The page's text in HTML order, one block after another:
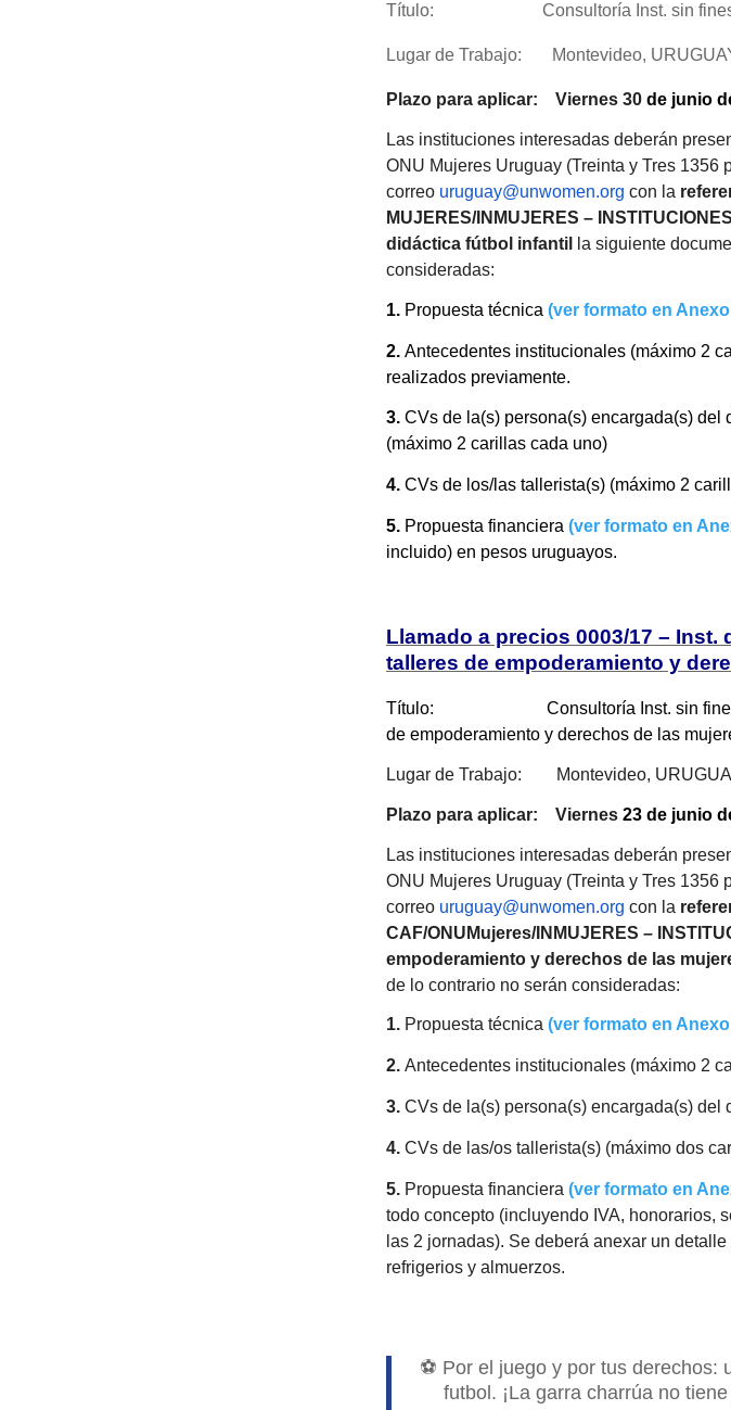
Título: Consultoría Inst. sin fines
Lugar de Trabajo: Montevideo,
Plazo para aplicar: Viernes 30 de junio
Las instituciones interesadas deberán
ONU Mujeres Uruguay (Treinta y Tres 1356
correo uruguay@unwomen.org con la
MUJERES/INMUJERES –
didáctica fútbol infantil
la siguiente
consideradas:
1. Propuesta técnica (ver formato en
2. Antecedentes institucionales (máximo 2
realizados previamente.
3. CVs de la(s) persona(s) encargada(s)
(máximo 2 carillas cada uno)
4. CVs de los/las tallerista(s) (máximo 2
5. Propuesta financiera (ver formato en
incluido) en pesos uruguayos.
Llamado a precios 0003/17 –
talleres de empoderamiento y
Título: Consultoría Inst. sin fines de
de empoderamiento y derechos de las
Lugar de Trabajo: Montevideo,
Plazo para aplicar: Viernes 23 de junio
Las instituciones interesadas deberán
ONU Mujeres Uruguay (Treinta y Tres 1356
correo uruguay@unwomen.org con la
CAF/ONUMujeres/INMUJERES –
empoderamiento y derechos de las
de lo contrario no serán consideradas:
1. Propuesta técnica (ver formato en
2. Antecedentes institucionales (máximo 2
3. CVs de la(s) persona(s) encargada(s)
4. CVs de las/os tallerista(s) (máximo dos
5. Propuesta financiera (ver formato en
todo concepto (incluyendo IVA, honorarios,
las 2 jornadas). Se deberá anexar un
refrigerios y almuerzos.
⚽ Por el juego y por tus derechos:
futbol. ¡La garra charrúa no